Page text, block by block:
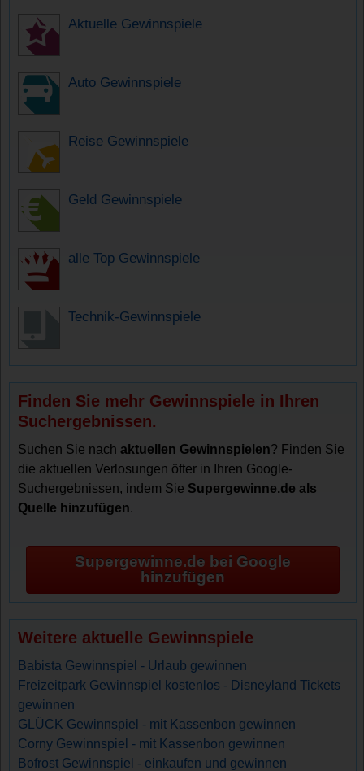
Aktuelle Gewinnspiele
Auto Gewinnspiele
Reise Gewinnspiele
Geld Gewinnspiele
alle Top Gewinnspiele
Technik-Gewinnspiele
Finden Sie mehr Gewinnspiele in Ihren
Suchergebnissen.
Suchen Sie nachaktuellen Gewinnspielen? Finden Sie
die aktuellen Verlosungen öfter in Ihren Google-
Suchergebnissen, indem Sie Supergewinne.de als
Quelle hinzufügen.
Supergewinne.de bei Google
hinzufügen
Weitere aktuelle Gewinnspiele
Babista Gewinnspiel - Urlaub gewinnen
Freizeitpark Gewinnspiel kostenlos - Disneyland Tickets
gewinnen
GLÜCK Gewinnspiel - mit Kassenbon gewinnen
Corny Gewinnspiel - mit Kassenbon gewinnen
Bofrost Gewinnspiel - einkaufen und gewinnen